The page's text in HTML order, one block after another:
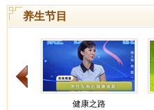
养生节目
健康之路